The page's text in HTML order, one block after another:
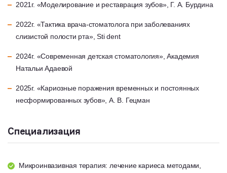
2021г. «Моделирование и реставрация зубов», Г. А. Бурдина
2022г. «Тактика врача-стоматолога при заболеваниях
слизистой полости рта», Sti dent
2024г. «Современная детская стоматология», Академия
Натальи Адаевой
2025г. «Кариозные поражения временных и постоянных
несформированных зубов», А. В. Гецман
Специализация
Микроинвазивная терапия: лечение кариеса методами,